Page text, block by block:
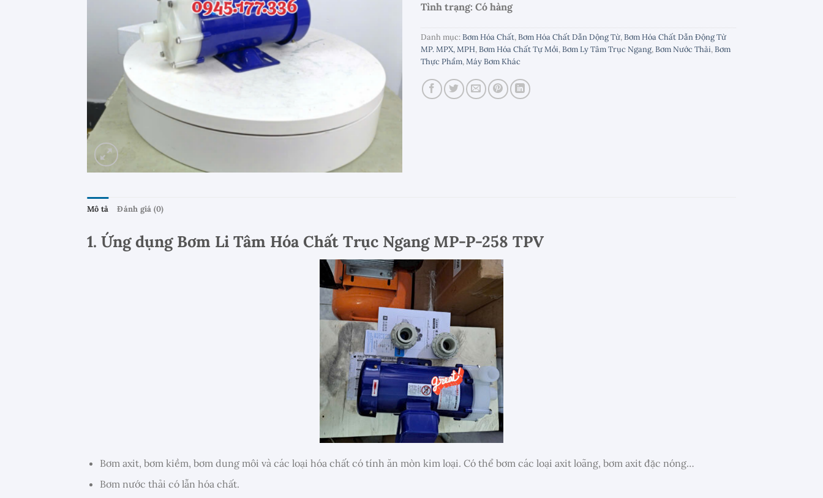
Tình trạng: Có hàng
Danh mục:Bơm Hóa Chất,Bơm Hóa Chất Dẫn Dộng Từ,Bơm Hóa Chất Dẫn Động Từ
MP. MPX, MPH,Bơm Hóa Chất Tự Mồi,Bơm Ly Tâm Trục Ngang,Bơm Nước Thải,Bơm
Thực Phẩm,Máy Bơm Khác
Mô tả Đánh giá (0)
1. Ứng dụng Bơm Li Tâm Hóa Chất Trục Ngang MP-P-258 TPV
Bơm axit, bơm kiềm, bơm dung môi và các loại hóa chất có tính ăn mòn kim loại. Có thể bơm các loại axit loãng, bơm axit đặc nóng…
Bơm nước thải có lẫn hóa chất.